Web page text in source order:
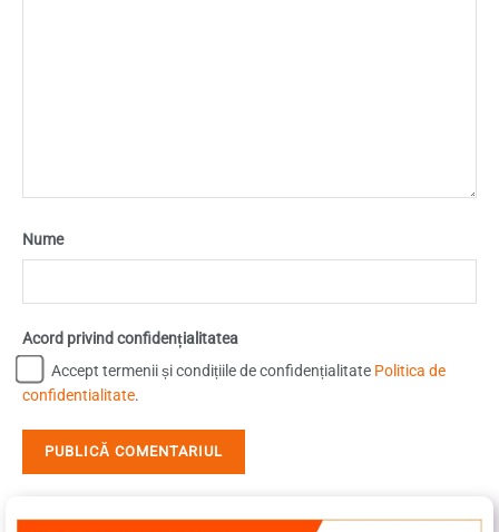
Nume
Acord privind confidențialitatea
Accept termenii și condițiile de confidențialitate Politica de
confidentialitate.